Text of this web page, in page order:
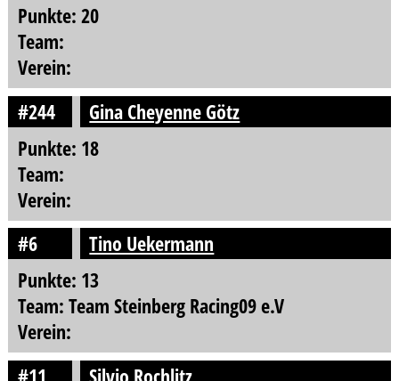
Punkte: 20
Team:
Verein:
#244
Gina Cheyenne Götz
Punkte: 18
Team:
Verein:
#6
Tino Uekermann
Punkte: 13
Team: Team Steinberg Racing09 e.V
Verein: